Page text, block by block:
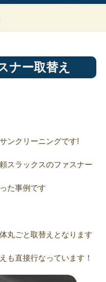
ナー取替え
ンクリーニングです!
スラックスのファスナー
た事例です
丸ごと取替えとなります
も直接行なっています！